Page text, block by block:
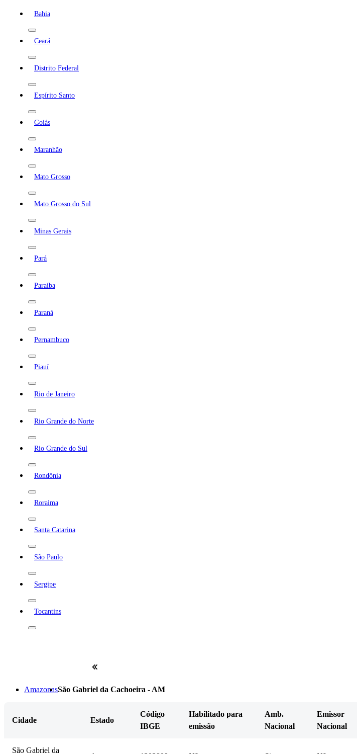
Bahia
Ceará
Distrito Federal
Espírito Santo
Goiás
Maranhão
Mato Grosso
Mato Grosso do Sul
Minas Gerais
Pará
Paraíba
Paraná
Pernambuco
Piauí
Rio de Janeiro
Rio Grande do Norte
Rio Grande do Sul
Rondônia
Roraima
Santa Catarina
São Paulo
Sergipe
Tocantins
AmazonasSão Gabriel da Cachoeira - AM
Cidade Estado
Código
IBGE
Habilitado para
emissão
Amb.
Nacional
Emissor
Nacional
São Gabriel da